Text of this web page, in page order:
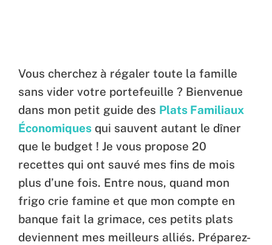
Vous cherchez à régaler toute la famille
sans vider votre portefeuille ? Bienvenue
dans mon petit guide des Plats Familiaux
Économiques qui sauvent autant le dîner
que le budget ! Je vous propose 20
recettes qui ont sauvé mes fins de mois
plus d’une fois. Entre nous, quand mon
frigo crie famine et que mon compte en
banque fait la grimace, ces petits plats
deviennent mes meilleurs alliés. Préparez-